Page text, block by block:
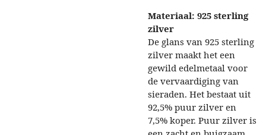
Materiaal: 925 sterling
zilver
De glans van 925 sterling
zilver maakt het een
gewild edelmetaal voor
de vervaardiging van
sieraden. Het bestaat uit
92,5% puur zilver en
7,5% koper. Puur zilver is